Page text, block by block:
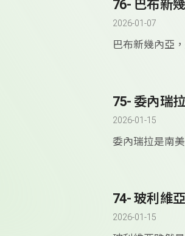
76- 巴布新
2026-01-07
巴布新幾內亞
75- 委內瑞
2026-01-15
委內瑞拉是南
74- 玻利維
2026-01-15